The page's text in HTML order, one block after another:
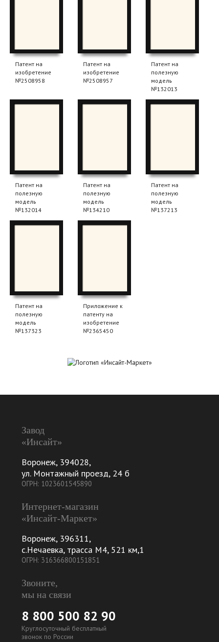
Патент на
изобретение
№2508958
Патент на
изобретение
№2508957
Патент на
полезную
модель
№132013
Патент на
полезную
модель
№132014
Патент на
полезную
модель
№134210
Патент на
полезную
модель
№137213
Патент на
полезную
модель
№137323
Приложение к
патенту на
изобретение
№2365450
Завод
«Инсайт»
Воронеж, 394028,
ул. Монтажный проезд, 24 б
ОГРН: 1023601545890
Интернет-магазин
«Инсайт-Маркет»
Воронеж, 396311,
с.Нечаевка, трасса М4, 521 км,1
ОГРН: 316366800151851
Звоните,
мы на связи
8 800 500 82 90
Круглосуточный бесплатный
звонок по России